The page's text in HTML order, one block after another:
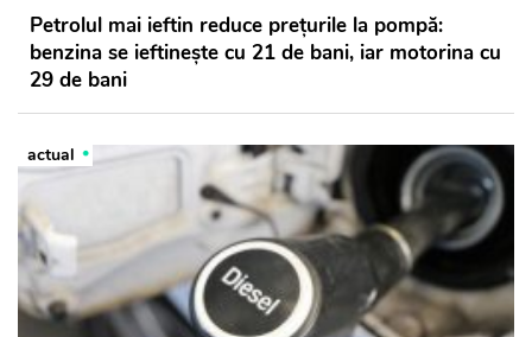
Petrolul mai ieftin reduce prețurile la pompă:
benzina se ieftinește cu 21 de bani, iar motorina cu
29 de bani
actual